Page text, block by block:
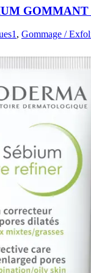
GOMMANT
, Gommage /